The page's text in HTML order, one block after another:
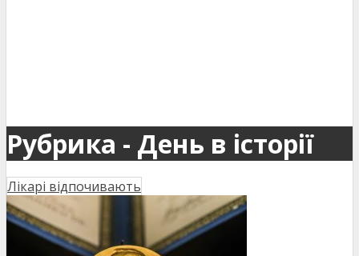
Рубрика - День в історії
Лікарі відпочивають